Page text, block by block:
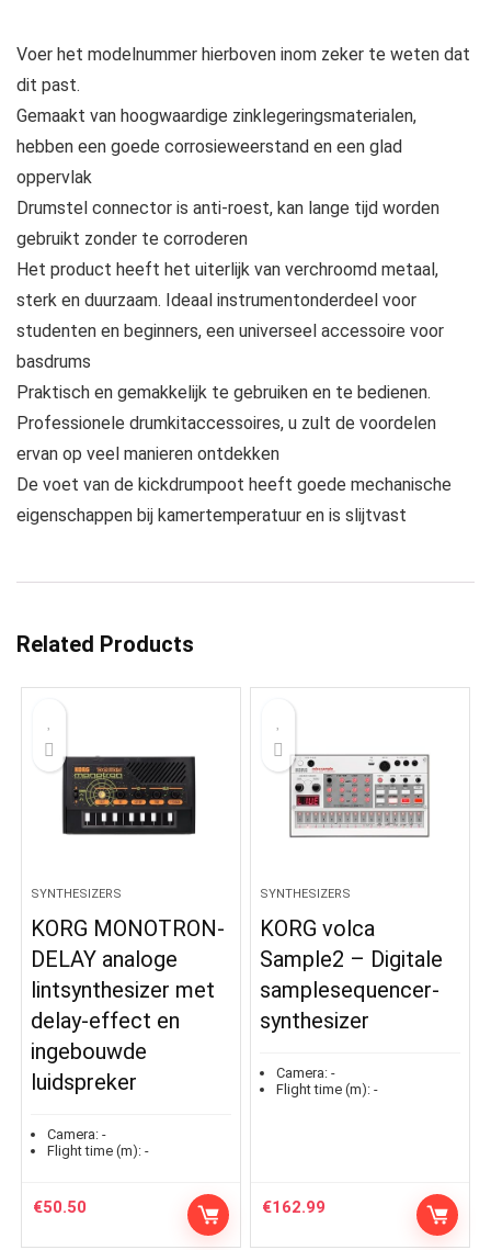
Voer het modelnummer hierboven inom zeker te weten dat
dit past.
Gemaakt van hoogwaardige zinklegeringsmaterialen,
hebben een goede corrosieweerstand en een glad
oppervlak
Drumstel connector is anti-roest, kan lange tijd worden
gebruikt zonder te corroderen
Het product heeft het uiterlijk van verchroomd metaal,
sterk en duurzaam. Ideaal instrumentonderdeel voor
studenten en beginners, een universeel accessoire voor
basdrums
Praktisch en gemakkelijk te gebruiken en te bedienen.
Professionele drumkitaccessoires, u zult de voordelen
ervan op veel manieren ontdekken
De voet van de kickdrumpoot heeft goede mechanische
eigenschappen bij kamertemperatuur en is slijtvast
Related Products
SYNTHESIZERS
KORG MONOTRON-
DELAY analoge
lintsynthesizer met
delay-effect en
ingebouwde
luidspreker
Camera: -
Flight time (m): -
€50.50
SYNTHESIZERS
KORG volca
Sample2 – Digitale
samplesequencer-
synthesizer
Camera: -
Flight time (m): -
€162.99